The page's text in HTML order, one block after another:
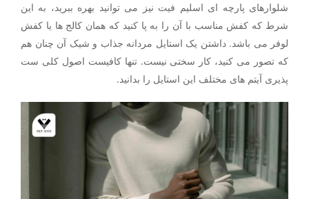
شلوارهای پارچه ای اسلیم فیت نیز می توانید بهره ببرید، به این
شرط که کفش مناسب با آن را به پا کنید که همان کالج ها یا کفش
لوفر می باشد. داشتن یک استایل مردانه جذاب و شیک آن چنان هم
که تصور می کنید، کار سختی نیست. تنها کافیست اصول کلی ست
پذیری آیتم های مختلف این استایل را بدانید.